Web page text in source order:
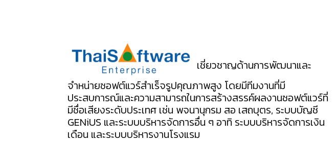
เชี่ยวชาญด้านการพัฒนาและ
จำหน่ายซอฟต์แวร์สำเร็จรูปคุณภาพสูง โดยมีทีมงานที่มี
ประสบการณ์และความสามารถในการสร้างสรรค์ผลงานซอฟต์แวร์ที่
มีชื่อเสียงระดับประเทศ เช่น พจนานุกรม สอ เสถบุตร, ระบบบัญชี
GENiUS และระบบบริหารจัดการอื่น ๆ อาทิ ระบบบริหารจัดการเงิน
เดือน และระบบบริหารงานโรงแรม